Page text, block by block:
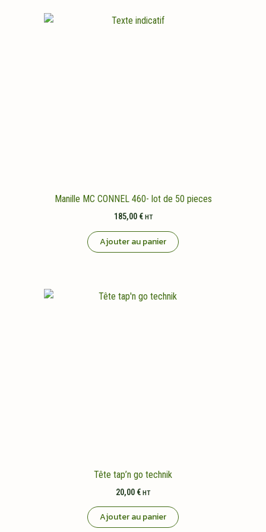
Manille MC CONNEL 460- lot de 50 pieces
185,00 € HT
Ajouter au panier
Tête tap’n go technik
20,00 € HT
Ajouter au panier